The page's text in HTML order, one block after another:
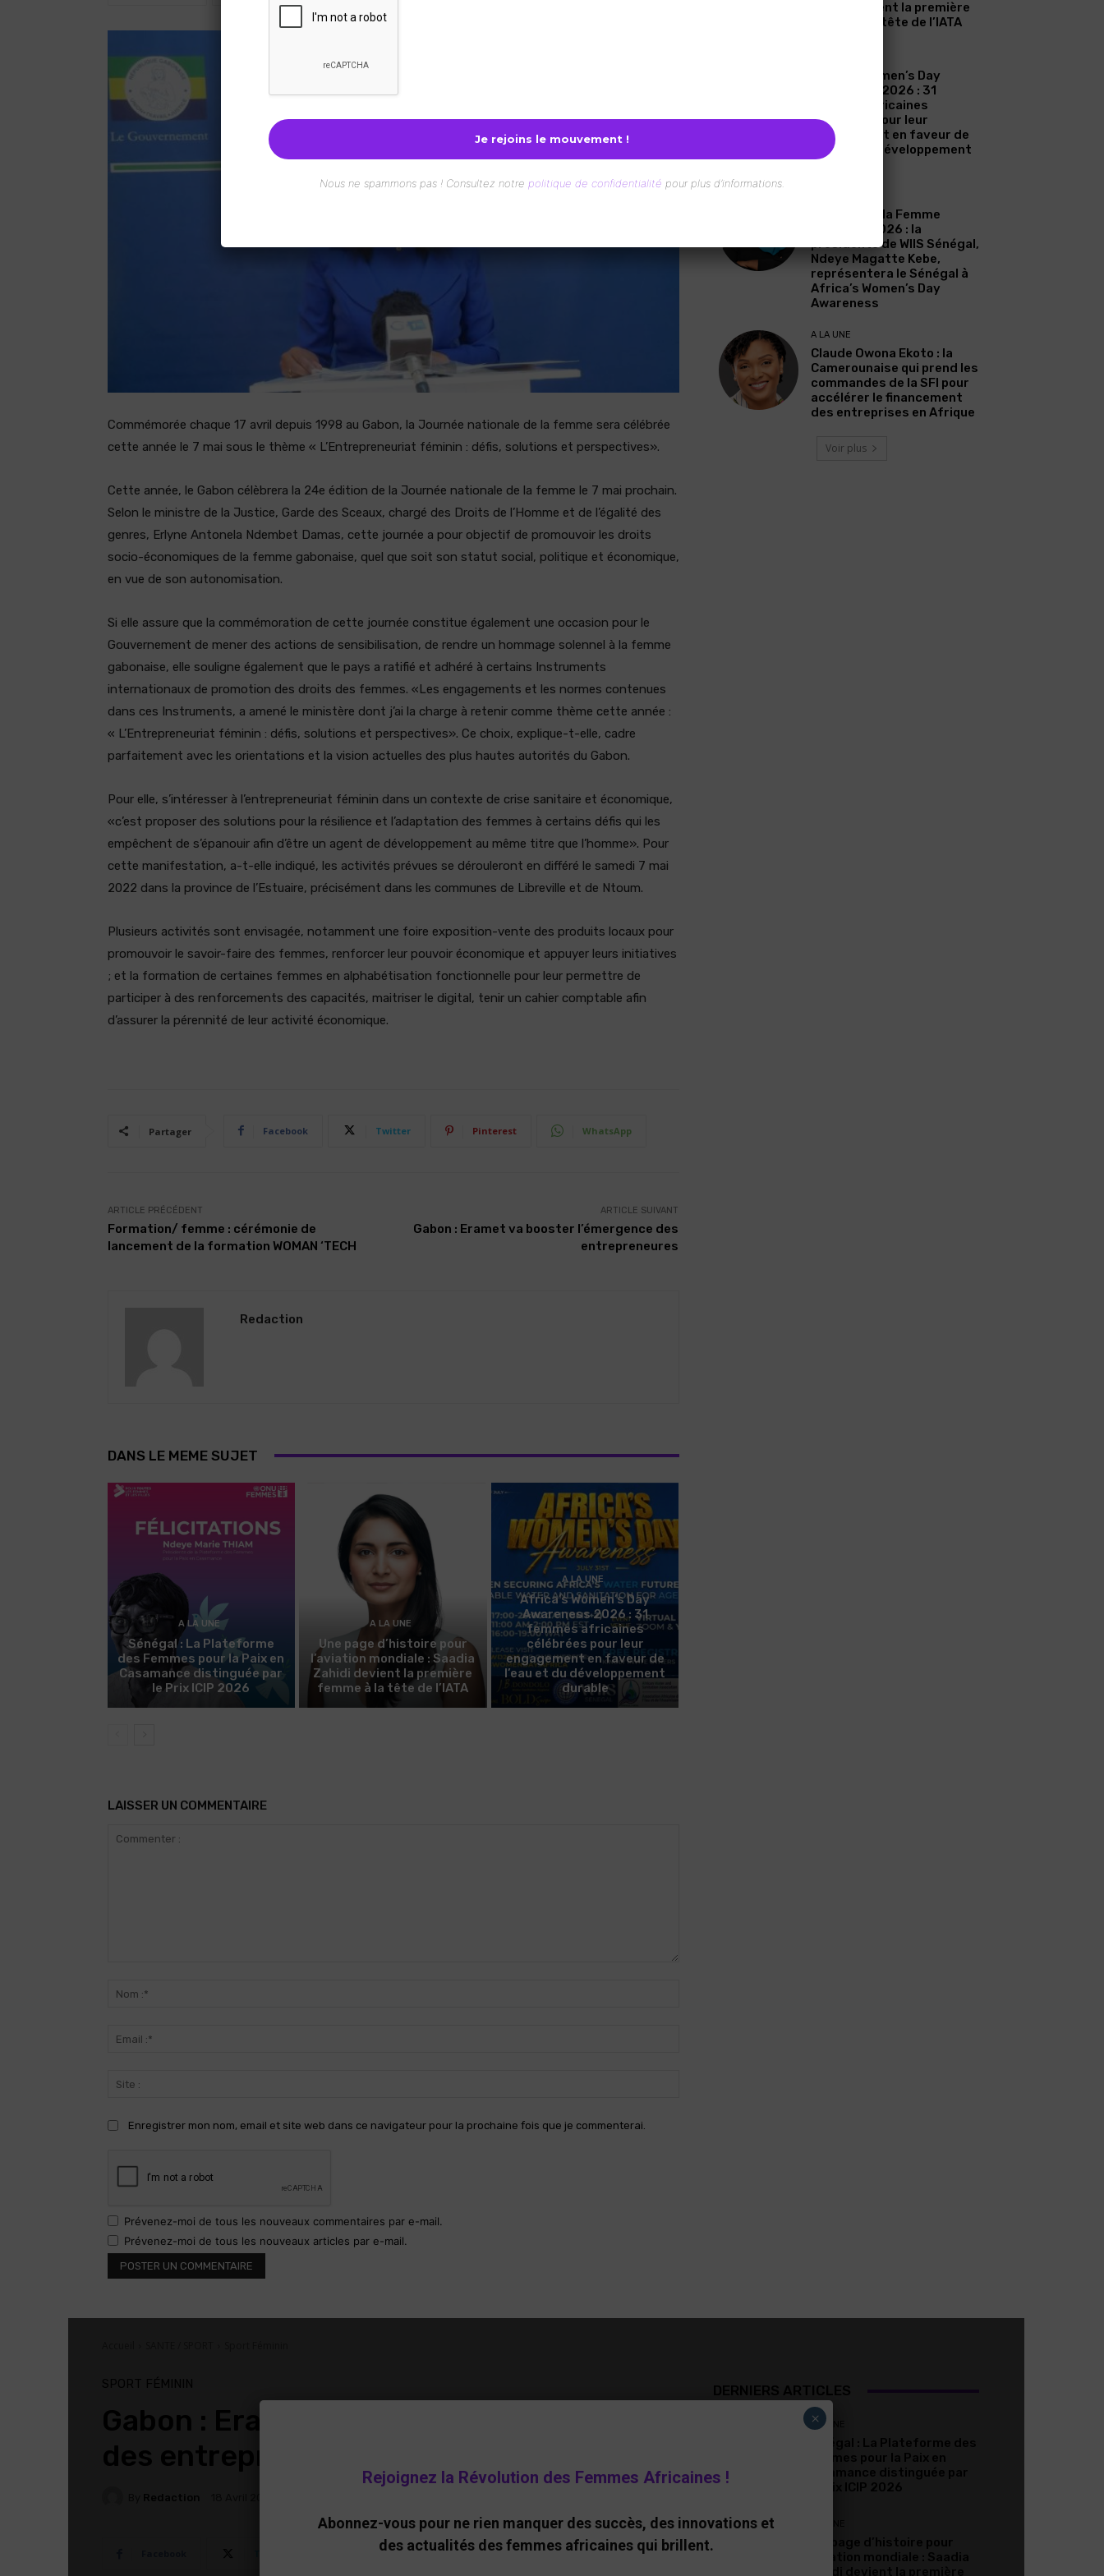
Commémorée chaque 17 avril depuis 1998 au Gabon, la Journée nationale de la femme sera célébrée
cette année le 7 mai sous le thème « L’Entrepreneuriat féminin : défis, solutions et perspectives».
Cette année, le Gabon célèbrera la 24e édition de la Journée nationale de la femme le 7 mai prochain.
Selon le ministre de la Justice, Garde des Sceaux, chargé des Droits de l’Homme et de l’égalité des
genres, Erlyne Antonela Ndembet Damas, cette journée a pour objectif de promouvoir les droits
socio-économiques de la femme gabonaise, quel que soit son statut social, politique et économique,
en vue de son autonomisation.
Si elle assure que la commémoration de cette journée constitue également une occasion pour le
Gouvernement de mener des actions de sensibilisation, de rendre un hommage solennel à la femme
gabonaise, elle souligne également que le pays a ratifié et adhéré à certains Instruments
internationaux de promotion des droits des femmes. «Les engagements et les normes contenues
dans ces Instruments, a amené le ministère dont j’ai la charge à retenir comme thème cette année :
« L’Entrepreneuriat féminin : défis, solutions et perspectives». Ce choix, explique-t-elle, cadre
parfaitement avec les orientations et la vision actuelles des plus hautes autorités du Gabon.
Pour elle, s’intéresser à l’entrepreneuriat féminin dans un contexte de crise sanitaire et économique,
«c’est proposer des solutions pour la résilience et l’adaptation des femmes à certains défis qui les
empêchent de s’épanouir afin d’être un agent de développement au même titre que l’homme». Pour
cette manifestation, a-t-elle indiqué, les activités prévues se dérouleront en différé le samedi 7 mai
2022 dans la province de l’Estuaire, précisément dans les communes de Libreville et de Ntoum.
Plusieurs activités sont envisagée, notamment une foire exposition-vente des produits locaux pour
promouvoir le savoir-faire des femmes, renforcer leur pouvoir économique et appuyer leurs initiatives
; et la formation de certaines femmes en alphabétisation fonctionnelle pour leur permettre de
participer à des renforcements des capacités, maitriser le digital, tenir un cahier comptable afin
d’assurer la pérennité de leur activité économique.
Partager Facebook Twitter Pinterest WhatsApp
ARTICLE PRÉCÉDENT
Formation/ femme : cérémonie de
lancement de la formation WOMAN ‘TECH
ARTICLE SUIVANT
Gabon : Eramet va booster l’émergence des
entrepreneures
Redaction
DANS LE MEME SUJET
A LA UNE
Sénégal : La Plateforme
des Femmes pour la Paix en
Casamance distinguée par
le Prix ICIP 2026
A LA UNE
Une page d’histoire pour
l’aviation mondiale : Saadia
Zahidi devient la première
femme à la tête de l’IATA
A LA UNE
Africa’s Women’s Day
Awareness 2026 : 31
femmes africaines
célébrées pour leur
engagement en faveur de
l’eau et du développement
durable
LAISSER UN COMMENTAIRE
Enregistrer mon nom, email et site web dans ce navigateur pour la prochaine fois que je commenterai.
Prévenez-moi de tous les nouveaux commentaires par e-mail.
Prévenez-moi de tous les nouveaux articles par e-mail.
Zahidi devient la première
femme à la tête de l’IATA
Africa’s Women’s Day
Awareness 2026 : 31
femmes africaines
célébrées pour leur
engagement en faveur de
l’eau et du développement
durable
Journée de la Femme
Africaine 2026 : la
présidente de WIIS Sénégal,
Ndeye Magatte Kebe,
représentera le Sénégal à
Africa’s Women’s Day
Awareness
A LA UNE
Claude Owona Ekoto : la
Camerounaise qui prend les
commandes de la SFI pour
accélérer le financement
des entreprises en Afrique
Voir plus
Nous ne spammons pas ! Consultez notre politique de confidentialité pour plus d’informations.